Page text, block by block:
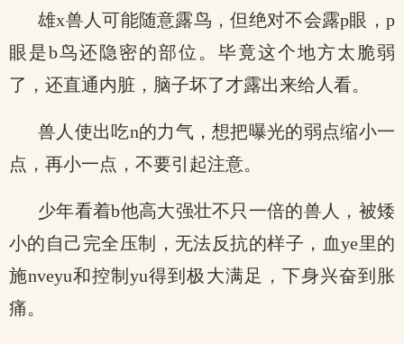
雄x兽人可能随意露鸟，但绝对不会露p眼，p
眼是b鸟还隐密的部位。毕竟这个地方太脆弱
了，还直通内脏，脑子坏了才露出来给人看。
兽人使出吃n的力气，想把曝光的弱点缩小一
点，再小一点，不要引起注意。
少年看着b他高大强壮不只一倍的兽人，被矮
小的自己完全压制，无法反抗的样子，血ye里的
施nveyu和控制yu得到极大满足，下身兴奋到胀
痛。